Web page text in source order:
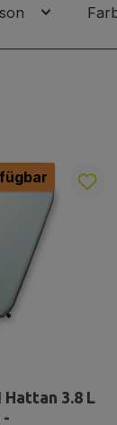
Hattan 3.8 L
-